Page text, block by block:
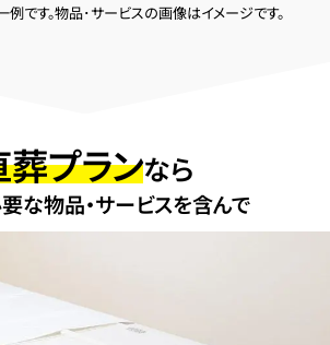
です。物品･サービスの画像はイメージです。
プランなら
な物品・サービスを含んで